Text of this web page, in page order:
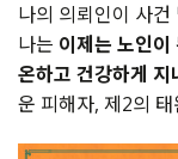
나의 의뢰인이 사
나는 이제는 노인이
온하고 건강하게
운 피해자, 제2의